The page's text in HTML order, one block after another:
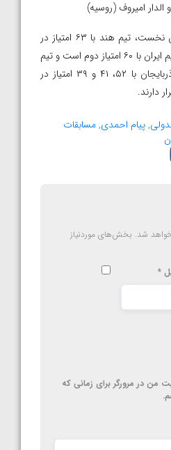
امیروف (روسیه)
در پایان مسابقات پنج وزن نخست، تیم هند با ۶۳ امتیاز در
جایگاه نخست قرار دارد، تیم ایران با ۶۰ امتیاز دوم است و تیم
های ازبکستان، آمریکا و آذربایجان با ۵۲، ۴۱ و ۳۹ امتیاز در
دارند.
,پیام احمدی,مسابقات
شد. بخش‌های موردنیاز
*
من در مرورگر برای زمانی که